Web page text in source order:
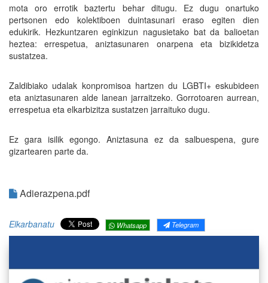
mota oro errotik baztertu behar ditugu. Ez dugu onartuko
pertsonen edo kolektiboen duintasunari eraso egiten dien
edukirik. Hezkuntzaren eginkizun nagusietako bat da balioetan
heztea: errespetua, aniztasunaren onarpena eta bizikidetza
sustatzea.
Zaldibiako udalak konpromisoa hartzen du LGBTI+ eskubideen
eta aniztasunaren alde lanean jarraitzeko. Gorrotoaren aurrean,
errespetua eta elkarbizitza sustatzen jarraituko dugu.
Ez gara isilik egongo. Aniztasuna ez da salbuespena, gure
gizartearen parte da.
Adierazpena.pdf
Elkarbanatu Whatsapp Telegram